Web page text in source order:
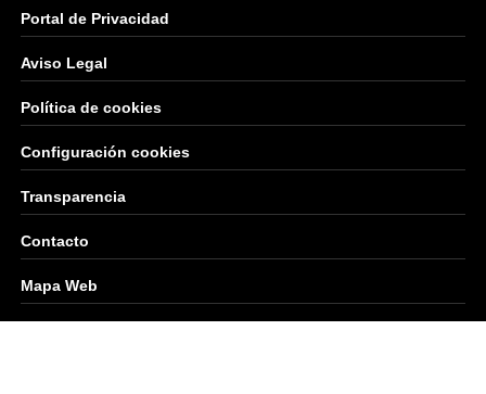
Portal de Privacidad
Aviso Legal
Política de cookies
Configuración cookies
Transparencia
Contacto
Mapa Web